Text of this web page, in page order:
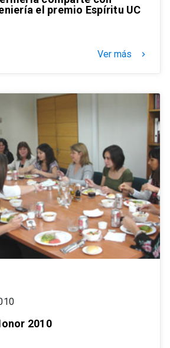
el premio Espíritu UC
Ver más keyboard_arrow_right
2010